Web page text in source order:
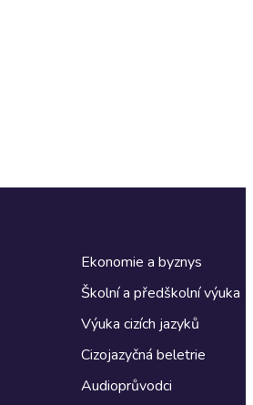
Ekonomie a byznys
Školní a předškolní výuka
Výuka cizích jazyků
Cizojazyčná beletrie
Audioprůvodci